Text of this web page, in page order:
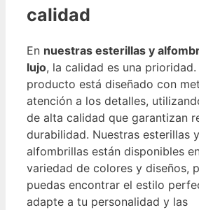
calidad
En nuestras esterillas y
lujo, la calidad es una prioridad.
producto está diseñado con
atención a los detalles,
de alta calidad que garantizan
durabilidad. Nuestras esterillas y
alfombrillas están disponibles
variedad de colores y diseños,
puedas encontrar el estilo
adapte a tu personalidad y las